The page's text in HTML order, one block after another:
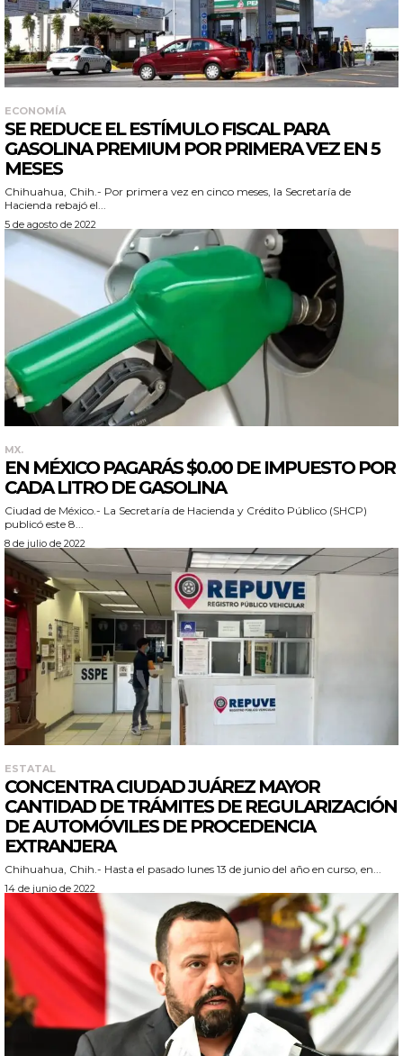
ECONOMÍA
SE REDUCE EL ESTÍMULO FISCAL PARA
GASOLINA PREMIUM POR PRIMERA VEZ EN 5
MESES
Chihuahua, Chih.- Por primera vez en cinco meses, la Secretaría de
Hacienda rebajó el...
5 de agosto de 2022
MX.
EN MÉXICO PAGARÁS $0.00 DE IMPUESTO POR
CADA LITRO DE GASOLINA
Ciudad de México.- La Secretaría de Hacienda y Crédito Público (SHCP)
publicó este 8...
8 de julio de 2022
ESTATAL
CONCENTRA CIUDAD JUÁREZ MAYOR
CANTIDAD DE TRÁMITES DE REGULARIZACIÓN
DE AUTOMÓVILES DE PROCEDENCIA
EXTRANJERA
Chihuahua, Chih.- Hasta el pasado lunes 13 de junio del año en curso, en...
14 de junio de 2022